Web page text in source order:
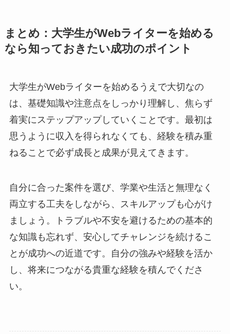
まとめ：大学生がWebライターを始める
なら知っておきたい成功のポイント
大学生がWebライターを始めるうえで大切なの
は、基礎知識や注意点をしっかり理解し、焦らず
着実にステップアップしていくことです。最初は
思うように収入を得られなくても、経験を積み重
ねることで必ず成長と成果が見えてきます。
自分に合った案件を選び、学業や生活と無理なく
両立する工夫をしながら、スキルアップも心がけ
ましょう。トラブルや不安を避けるための基本的
な知識も忘れず、安心してチャレンジを続けるこ
とが成功への近道です。自分の強みや経験を活か
し、将来につながる貴重な経験を積んでくださ
い。